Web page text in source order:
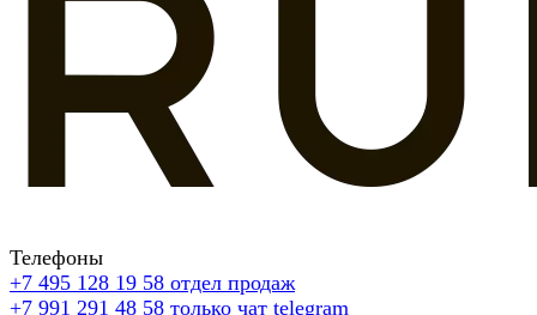
Телефоны
+7 495 128 19 58 отдел продаж
+7 991 291 48 58 только чат telegram